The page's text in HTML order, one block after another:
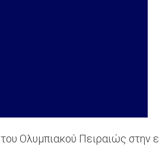
Ολυμπιακού Πειραιώς στην